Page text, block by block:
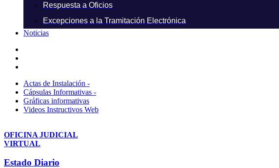
Respuesta a Oficios
Excepciones a la Tramitación Electrónica
Noticias
Actas de Instalación -
Cápsulas Informativas -
Gráficas informativas
Videos Instructivos Web
OFICINA JUDICIAL
VIRTUAL
Estado Diario